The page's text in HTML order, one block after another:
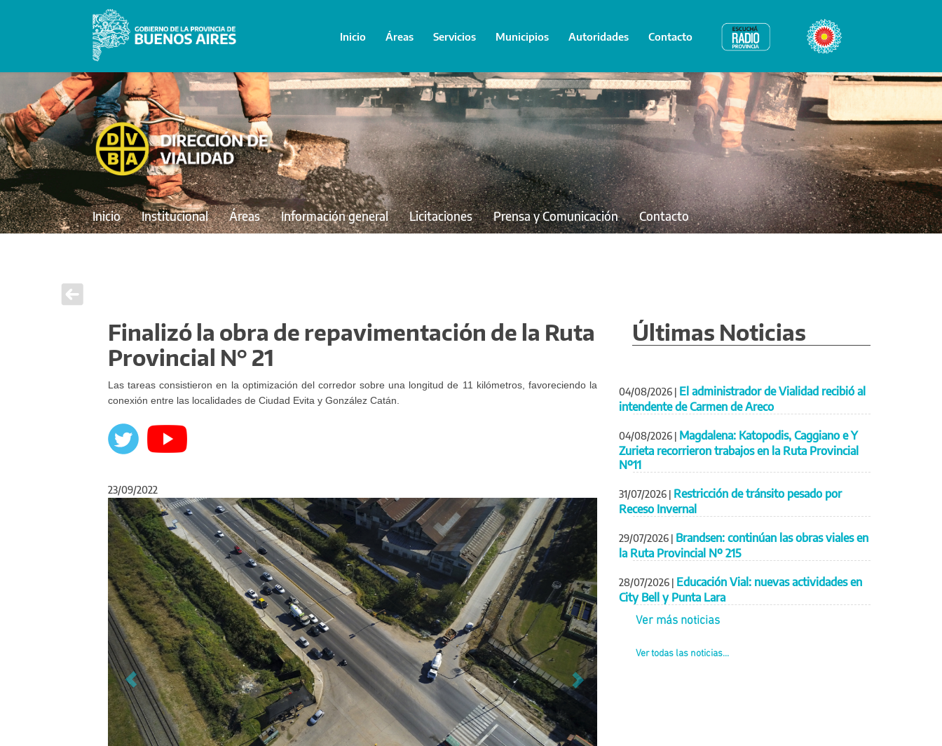
Inicio Áreas Servicios Municipios Autoridades Contacto Radio Provincia Bicentenario
Inicio Institucional Áreas Información general Licitaciones Prensa y Comunicación Contacto
Finalizó la obra de repavimentación de la Ruta
Provincial N° 21
Las tareas consistieron en la optimización del corredor sobre una longitud de 11 kilómetros, favoreciendo la
conexión entre las localidades de Ciudad Evita y González Catán.
23/09/2022
Anterior Siguiente
Últimas Noticias
04/08/2026 | El administrador de Vialidad recibió al
intendente de Carmen de Areco
04/08/2026 | Magdalena: Katopodis, Caggiano e Y
Zurieta recorrieron trabajos en la Ruta Provincial
Nº11
31/07/2026 | Restricción de tránsito pesado por
Receso Invernal
29/07/2026 | Brandsen: continúan las obras viales en
la Ruta Provincial Nº 215
28/07/2026 | Educación Vial: nuevas actividades en
City Bell y Punta Lara
Ver más noticias
Ver todas las noticias...